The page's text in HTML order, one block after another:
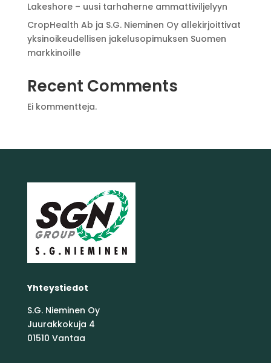
Lakeshore – uusi tarhaherne ammattiviljelyyn
CropHealth Ab ja S.G. Nieminen Oy allekirjoittivat
yksinoikeudellisen jakelusopimuksen Suomen
markkinoille
Recent Comments
Ei kommentteja.
Yhteystiedot
S.G. Nieminen Oy
Juurakkokuja 4
01510 Vantaa